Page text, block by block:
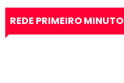
REDE PRIMEIRO MINUTO